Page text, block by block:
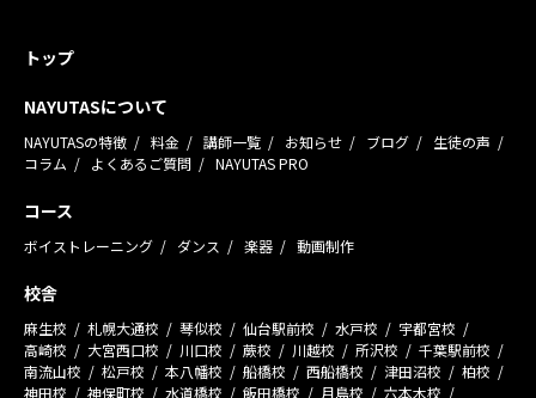
トップ
NAYUTASについて
NAYUTASの特徴 料金 講師一覧 お知らせ ブログ
生徒の声
コラム
よくあるご質問 NAYUTAS PRO
コース
ボイストレーニング ダンス 楽器 動画制作
校舎
麻生校 札幌大通校 琴似校 仙台駅前校 水戸校
宇都宮校
高崎校
大宮西口校 川口校 蕨校 川越校 所沢校
千葉駅前校
南流山校
松戸校 本八幡校 船橋校 西船橋校 津田沼校
柏校
神田校
神保町校 水道橋校 飯田橋校 月島校
六本木校